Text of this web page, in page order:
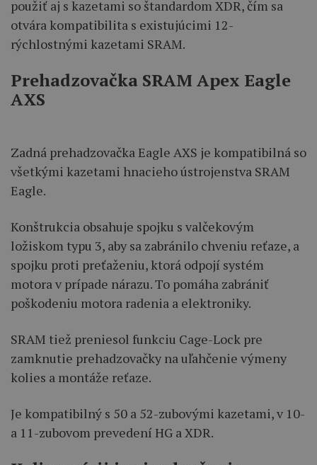
použiť aj s kazetami so štandardom XDR, čím sa
otvára kompatibilita s existujúcimi 12-
rýchlostnými kazetami SRAM.
Prehadzovačka SRAM Apex Eagle
AXS
Zadná prehadzovačka Eagle AXS je kompatibilná so
všetkými kazetami hnacieho ústrojenstva SRAM
Eagle.
Konštrukcia obsahuje spojku s valčekovým
ložiskom typu 3, aby sa zabránilo chveniu reťaze, a
spojku proti preťaženiu, ktorá odpojí systém
motora v prípade nárazu. To pomáha zabrániť
poškodeniu motora radenia a elektroniky.
SRAM tiež preniesol funkciu Cage-Lock pre
zamknutie prehadzovačky na uľahčenie výmeny
kolies a montáže reťaze.
Je kompatibilný s 50 a 52-zubovými kazetami, v 10-
a 11-zubovom prevedení HG a XDR.